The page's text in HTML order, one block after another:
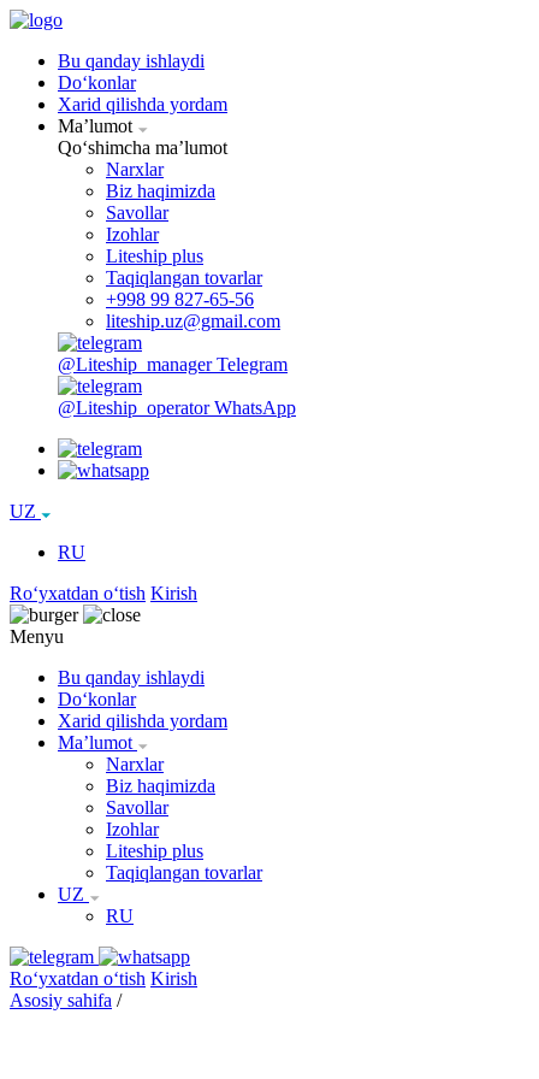
Bu qanday ishlaydi
Doʻkonlar
Xarid qilishda yordam
Maʼlumot
Qoʻshimcha maʼlumot
Narxlar
Biz haqimizda
Savollar
Izohlar
Liteship plus
Taqiqlangan tovarlar
+998 99 827-65-56
liteship.uz@gmail.com
@Liteship_manager Telegram
@Liteship_operator WhatsApp
UZ
RU
Roʻyxatdan oʻtish Kirish
Menyu
Bu qanday ishlaydi
Doʻkonlar
Xarid qilishda yordam
Maʼlumot
Narxlar
Biz haqimizda
Savollar
Izohlar
Liteship plus
Taqiqlangan tovarlar
UZ
RU
Roʻyxatdan oʻtish Kirish
Asosiy sahifa /